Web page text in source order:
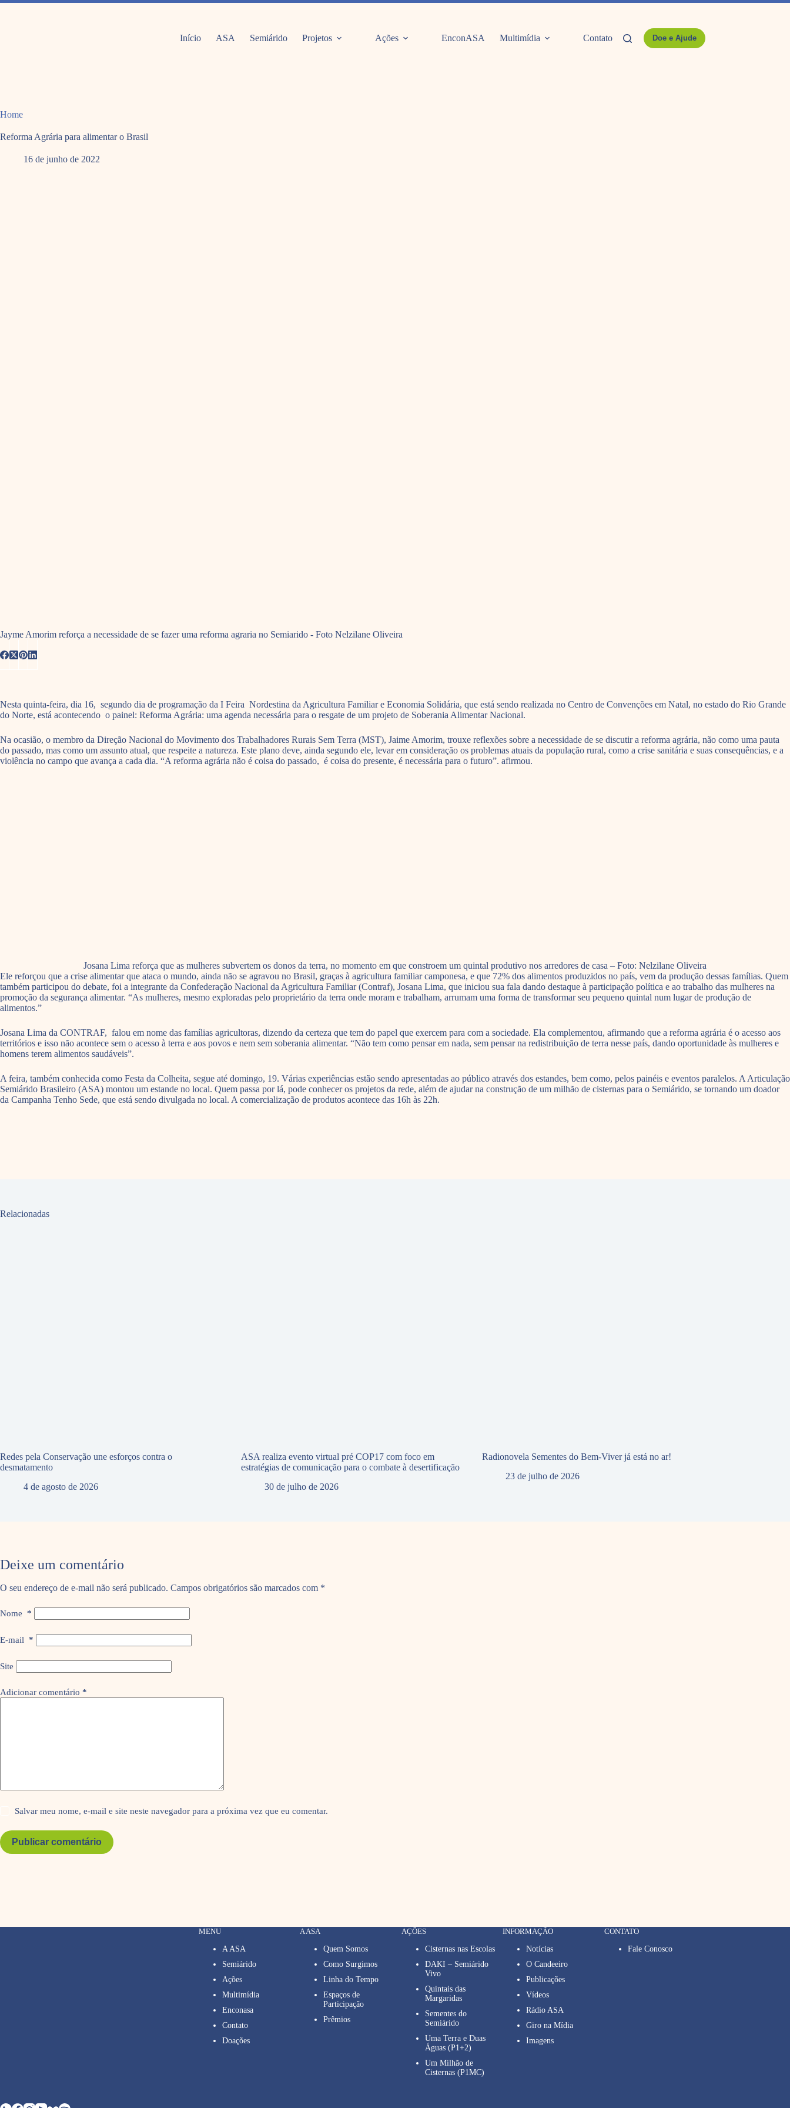
Pular
Início ASA Semiárido Projetos Ações EnconASA Multimídia Contato Doe e Ajude
Home
Reforma Agrária para alimentar o Brasil
16 de junho de 2022
Jayme Amorim reforça a necessidade de se fazer uma reforma agraria no Semiarido - Foto Nelzilane Oliveira
Nesta quinta-feira, dia 16, segundo dia de programação da I Feira Nordestina da Agricultura Familiar e Economia Solidária, que está sendo realizada no Centro de Convenções em Natal, no estado do Rio Grande
do Norte, está acontecendo o painel: Reforma Agrária: uma agenda necessária para o resgate de um projeto de Soberania Alimentar Nacional.
Na ocasião, o membro da Direção Nacional do Movimento dos Trabalhadores Rurais Sem Terra (MST), Jaime Amorim, trouxe reflexões sobre a necessidade de se discutir a reforma agrária, não como uma pauta
do passado, mas como um assunto atual, que respeite a natureza. Este plano deve, ainda segundo ele, levar em consideração os problemas atuais da população rural, como a crise sanitária e suas consequências, e a
violência no campo que avança a cada dia. “A reforma agrária não é coisa do passado, é coisa do presente, é necessária para o futuro”. afirmou.
Josana Lima reforça que as mulheres subvertem os donos da terra, no momento em que constroem um quintal produtivo nos arredores de casa – Foto: Nelzilane Oliveira
Ele reforçou que a crise alimentar que ataca o mundo, ainda não se agravou no Brasil, graças à agricultura familiar camponesa, e que 72% dos alimentos produzidos no país, vem da produção dessas famílias. Quem
também participou do debate, foi a integrante da Confederação Nacional da Agricultura Familiar (Contraf), Josana Lima, que iniciou sua fala dando destaque à participação política e ao trabalho das mulheres na
promoção da segurança alimentar. “As mulheres, mesmo exploradas pelo proprietário da terra onde moram e trabalham, arrumam uma forma de transformar seu pequeno quintal num lugar de produção de
alimentos.”
Josana Lima da CONTRAF, falou em nome das famílias agricultoras, dizendo da certeza que tem do papel que exercem para com a sociedade. Ela complementou, afirmando que a reforma agrária é o acesso aos
territórios e isso não acontece sem o acesso à terra e aos povos e nem sem soberania alimentar. “Não tem como pensar em nada, sem pensar na redistribuição de terra nesse país, dando oportunidade às mulheres e
homens terem alimentos saudáveis”.
A feira, também conhecida como Festa da Colheita, segue até domingo, 19. Várias experiências estão sendo apresentadas ao público através dos estandes, bem como, pelos painéis e eventos paralelos. A Articulação
Semiárido Brasileiro (ASA) montou um estande no local. Quem passa por lá, pode conhecer os projetos da rede, além de ajudar na construção de um milhão de cisternas para o Semiárido, se tornando um doador
da Campanha Tenho Sede, que está sendo divulgada no local. A comercialização de produtos acontece das 16h às 22h.
Relacionadas
Redes pela Conservação une esforços contra o
desmatamento
4 de agosto de 2026
ASA realiza evento virtual pré COP17 com foco em
estratégias de comunicação para o combate à desertificação
30 de julho de 2026
Radionovela Sementes do Bem-Viver já está no ar!
23 de julho de 2026
Deixe um comentário
O seu endereço de e-mail não será publicado. Campos obrigatórios são marcados com *
Nome *
E-mail *
Site
Adicionar comentário *
Salvar meu nome, e-mail e site neste navegador para a próxima vez que eu comentar.
Publicar comentário
MENU
A ASA
Semiárido
Ações
Multimídia
Enconasa
Contato
Doações
A ASA
Quem Somos
Como Surgimos
Linha do Tempo
Espaços de
Participação
Prêmios
AÇÕES
Cisternas nas Escolas
DAKI – Semiárido
Vivo
Quintais das
Margaridas
Sementes do
Semiárido
Uma Terra e Duas
Águas (P1+2)
Um Milhão de
Cisternas (P1MC)
INFORMAÇÃO
Notícias
O Candeeiro
Publicações
Vídeos
Rádio ASA
Giro na Mídia
Imagens
CONTATO
Fale Conosco